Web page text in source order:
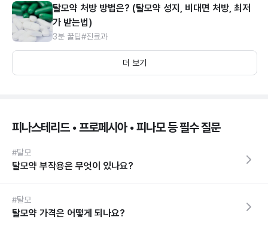
탈모약 처방 방법은? (탈모약 성지, 비대면 처방, 최저
가 받는법)
3분 꿀팁#진료과
더 보기
피나스테리드 • 프로페시아 • 피나모 등 필수 질문
#탈모
탈모약 부작용은 무엇이 있나요?
#탈모
탈모약 가격은 어떻게 되나요?